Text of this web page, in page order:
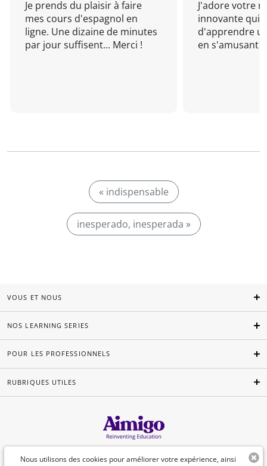
Je prends du plaisir à faire
mes cours d'espagnol en
ligne. Une dizaine de minutes
par jour suffisent... Merci !
J'adore votre
innovante qui
d'apprendre
en s'amusant !
« indispensable
inesperado, inesperada »
Nous utilisons des cookies pour améliorer votre expérience, ainsi
VOUS ET NOUS
NOS LEARNING SERIES
POUR LES PROFESSIONNELS
RUBRIQUES UTILES
Français